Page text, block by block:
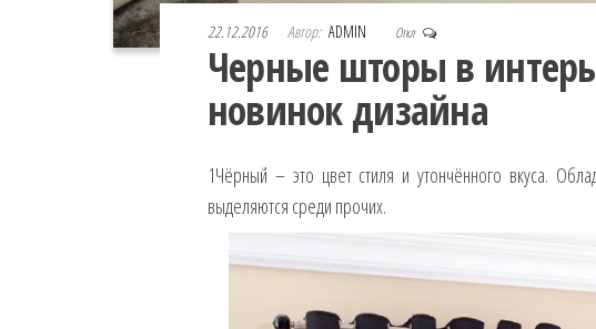
22.12.2016 Автор: ADMIN Откл
Черные шторы в
новинок дизайна
1Чёрный – это цвет стиля и утончённого вкуса.
выделяются среди прочих.